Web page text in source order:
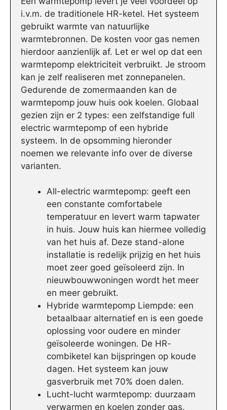
i.v.m. de traditionele HR-ketel. Het systeem
gebruikt warmte van natuurlijke
warmtebronnen. De kosten voor gas nemen
hierdoor aanzienlijk af. Let er wel op dat een
warmtepomp elektriciteit verbruikt. Je stroom
kan je zelf realiseren met zonnepanelen.
Gedurende de zomermaanden kan de
warmtepomp jouw huis ook koelen. Globaal
gezien zijn er 2 types: een zelfstandige full
electric warmtepomp of een hybride
systeem. In de opsomming hieronder
noemen we relevante info over de diverse
varianten.
All-electric warmtepomp: geeft een
een constante comfortabele
temperatuur en levert warm tapwater
in huis. Jouw huis kan hiermee volledig
van het huis af. Deze stand-alone
installatie is redelijk prijzig en het huis
moet zeer goed geïsoleerd zijn. In
nieuwbouwwoningen wordt het meer
en meer gebruikt.
Hybride warmtepomp Liempde: een
betaalbaar alternatief en is een goede
oplossing voor oudere en minder
geïsoleerde woningen. De HR-
combiketel kan bijspringen op koude
dagen. Het systeem kan jouw
gasverbruik met 70% doen dalen.
Lucht-lucht warmtepomp: duurzaam
verwarmen en koelen zonder gas.